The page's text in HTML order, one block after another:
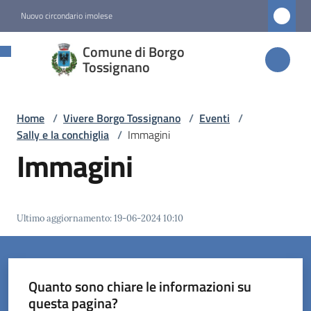
Nuovo circondario imolese
Comune di Borgo
Tossignano
Comune di
Borgo
Servizi
Vivere
Borgo
Tossignano
Home / Vivere Borgo Tossignano / Eventi /
Sally e la conchiglia / Immagini
Immagini
Ultimo aggiornamento:19-06-2024 10:10
Quanto sono chiare le informazioni su
questa pagina?